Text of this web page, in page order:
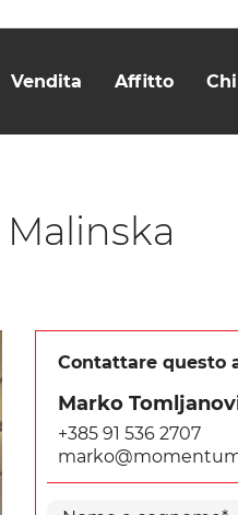
Vendita Affitto
Contattare questo
Marko
+385 91 536 2707